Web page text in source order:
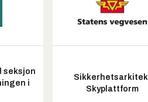
seksjon
i
Skyplattform